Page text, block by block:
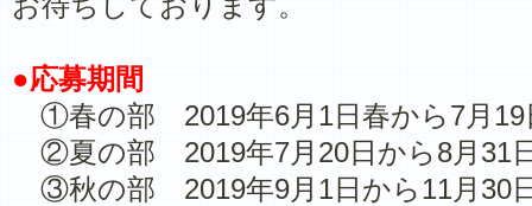
●応募期間
①春の部 2019年6月1日春から7月19
②夏の部 2019年7月20日から8月31
③秋の部 2019年9月1日から11月30